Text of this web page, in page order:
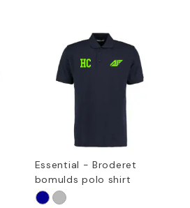
Essential - Broderet
bomulds polo shirt